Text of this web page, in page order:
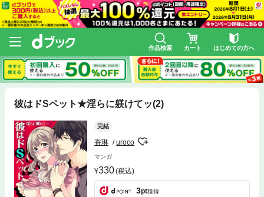
作品検索 カート はじめての方へ
彼はドSペット★淫らに躾けてッ(2)
完結
香琳 uroco
マンガ
330(税込)
3pt獲得